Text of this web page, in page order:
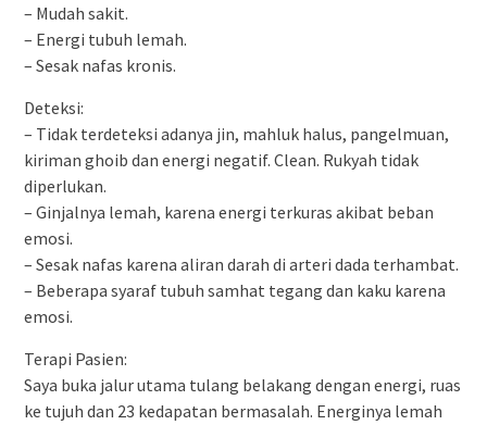
– Mudah sakit.
– Energi tubuh lemah.
– Sesak nafas kronis.
Deteksi:
– Tidak terdeteksi adanya jin, mahluk halus, pangelmuan,
kiriman ghoib dan energi negatif. Clean. Rukyah tidak
diperlukan.
– Ginjalnya lemah, karena energi terkuras akibat beban
emosi.
– Sesak nafas karena aliran darah di arteri dada terhambat.
– Beberapa syaraf tubuh samhat tegang dan kaku karena
emosi.
Terapi Pasien:
Saya buka jalur utama tulang belakang dengan energi, ruas
ke tujuh dan 23 kedapatan bermasalah. Energinya lemah